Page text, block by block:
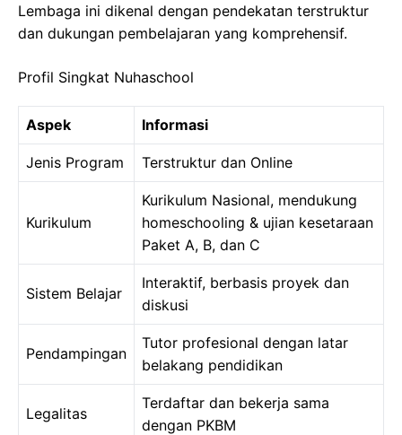
Lembaga ini dikenal dengan pendekatan terstruktur
dan dukungan pembelajaran yang komprehensif.
Profil Singkat Nuhaschool
Aspek Informasi
Jenis Program Terstruktur dan Online
Kurikulum
Kurikulum Nasional, mendukung
homeschooling & ujian kesetaraan
Paket A, B, dan C
Sistem Belajar
Interaktif, berbasis proyek dan
diskusi
Pendampingan
Tutor profesional dengan latar
belakang pendidikan
Legalitas
Terdaftar dan bekerja sama
dengan PKBM